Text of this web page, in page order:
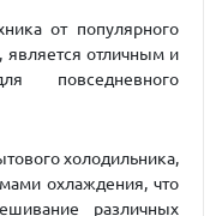
от популярного
является отличным и
повседневного
холодильника,
охлаждения, что
различных